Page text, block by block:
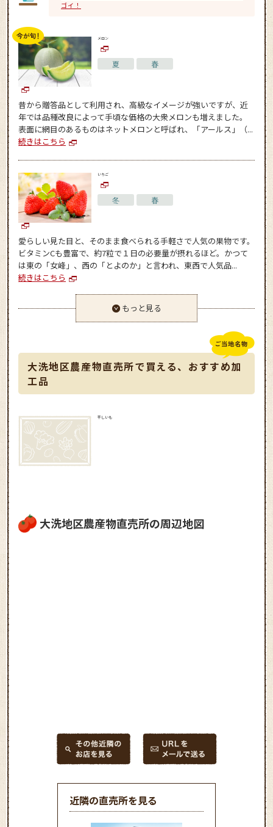
ゴイ！
メロン
夏 春
昔から贈答品として利用され、高級なイメージが強いですが、近
年では品種改良によって手頃な価格の大衆メロンも増えました。
表面に網目のあるものはネットメロンと呼ばれ、「アールス」（...
続きはこちら
いちご
冬 春
愛らしい見た目と、そのまま食べられる手軽さで人気の果物です。
ビタミンCも豊富で、約7粒で１日の必要量が摂れるほど。かつて
は東の「女峰」、西の「とよのか」と言われ、東西で人気品...
続きはこちら
もっと見る
大洗地区農産物直売所で買える、おすすめ加
工品
干しいも
大洗地区農産物直売所の周辺地図
近隣の直売所を見る